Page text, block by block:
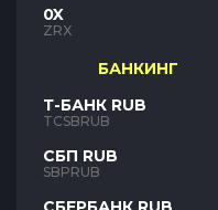
0X
ZRX
БАНКИНГ
Т-БАНК RUB
TCSBRUB
СБП RUB
SBPRUB